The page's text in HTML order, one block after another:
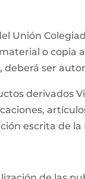
Unión
o copia
ser
derivados
escrita de la